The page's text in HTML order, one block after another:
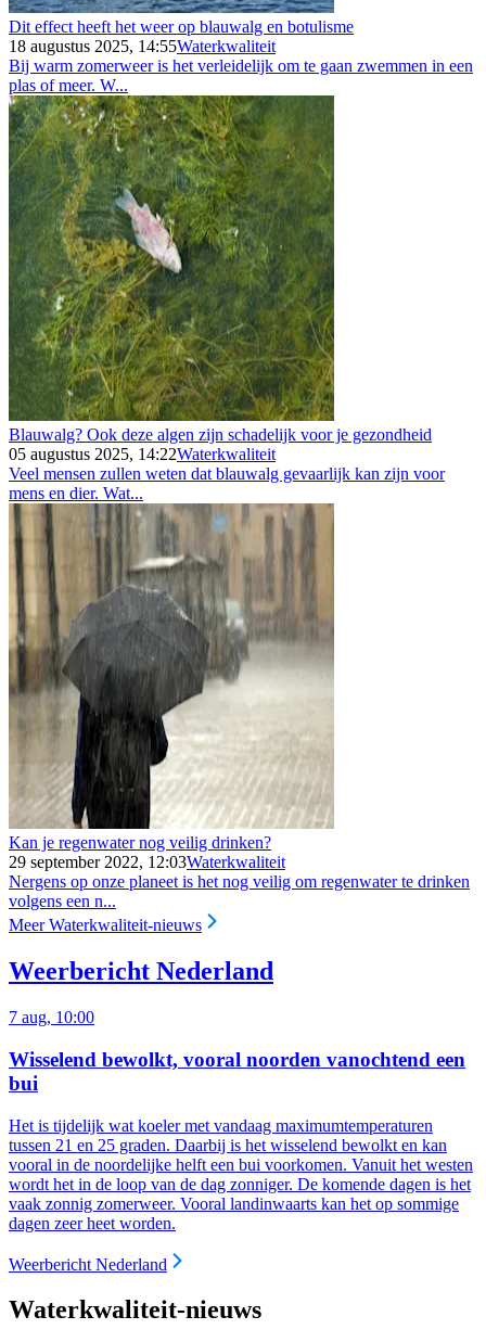
Dit effect heeft het weer op blauwalg en botulisme
18 augustus 2025, 14:55Waterkwaliteit
Bij warm zomerweer is het verleidelijk om te gaan zwemmen in een
plas of meer. W...
Blauwalg? Ook deze algen zijn schadelijk voor je gezondheid
05 augustus 2025, 14:22Waterkwaliteit
Veel mensen zullen weten dat blauwalg gevaarlijk kan zijn voor
mens en dier. Wat...
Kan je regenwater nog veilig drinken?
29 september 2022, 12:03Waterkwaliteit
Nergens op onze planeet is het nog veilig om regenwater te drinken
volgens een n...
Meer Waterkwaliteit-nieuws
Weerbericht Nederland
7 aug, 10:00
Wisselend bewolkt, vooral noorden vanochtend een
bui
Het is tijdelijk wat koeler met vandaag maximumtemperaturen
tussen 21 en 25 graden. Daarbij is het wisselend bewolkt en kan
vooral in de noordelijke helft een bui voorkomen. Vanuit het westen
wordt het in de loop van de dag zonniger. De komende dagen is het
vaak zonnig zomerweer. Vooral landinwaarts kan het op sommige
dagen zeer heet worden.
Weerbericht Nederland
Waterkwaliteit-nieuws